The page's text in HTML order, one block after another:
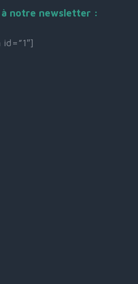
à notre newsletter :